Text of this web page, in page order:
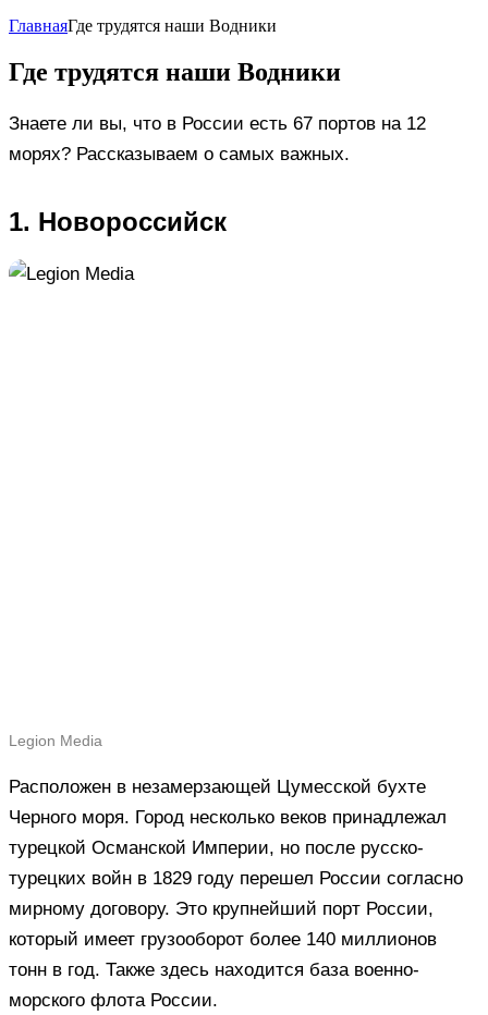
ГлавнаяГде трудятся наши Водники
Где трудятся наши Водники
Знаете ли вы, что в России есть 67 портов на 12
морях? Рассказываем о самых важных.
1. Новороссийск
Legion Media
Расположен в незамерзающей Цумесской бухте
Черного моря. Город несколько веков принадлежал
турецкой Османской Империи, но после русско-
турецких войн в 1829 году перешел России согласно
мирному договору. Это крупнейший порт России,
который имеет грузооборот более 140 миллионов
тонн в год. Также здесь находится база военно-
морского флота России.